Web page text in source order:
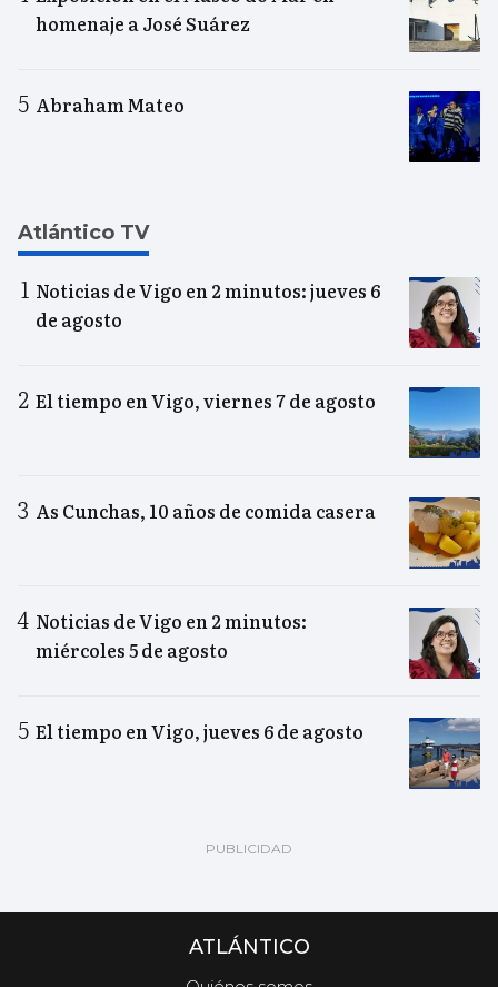
homenaje a José Suárez
Abraham Mateo
Atlántico TV
Noticias de Vigo en 2 minutos: jueves 6
de agosto
El tiempo en Vigo, viernes 7 de agosto
As Cunchas, 10 años de comida casera
Noticias de Vigo en 2 minutos:
miércoles 5 de agosto
El tiempo en Vigo, jueves 6 de agosto
ATLÁNTICO